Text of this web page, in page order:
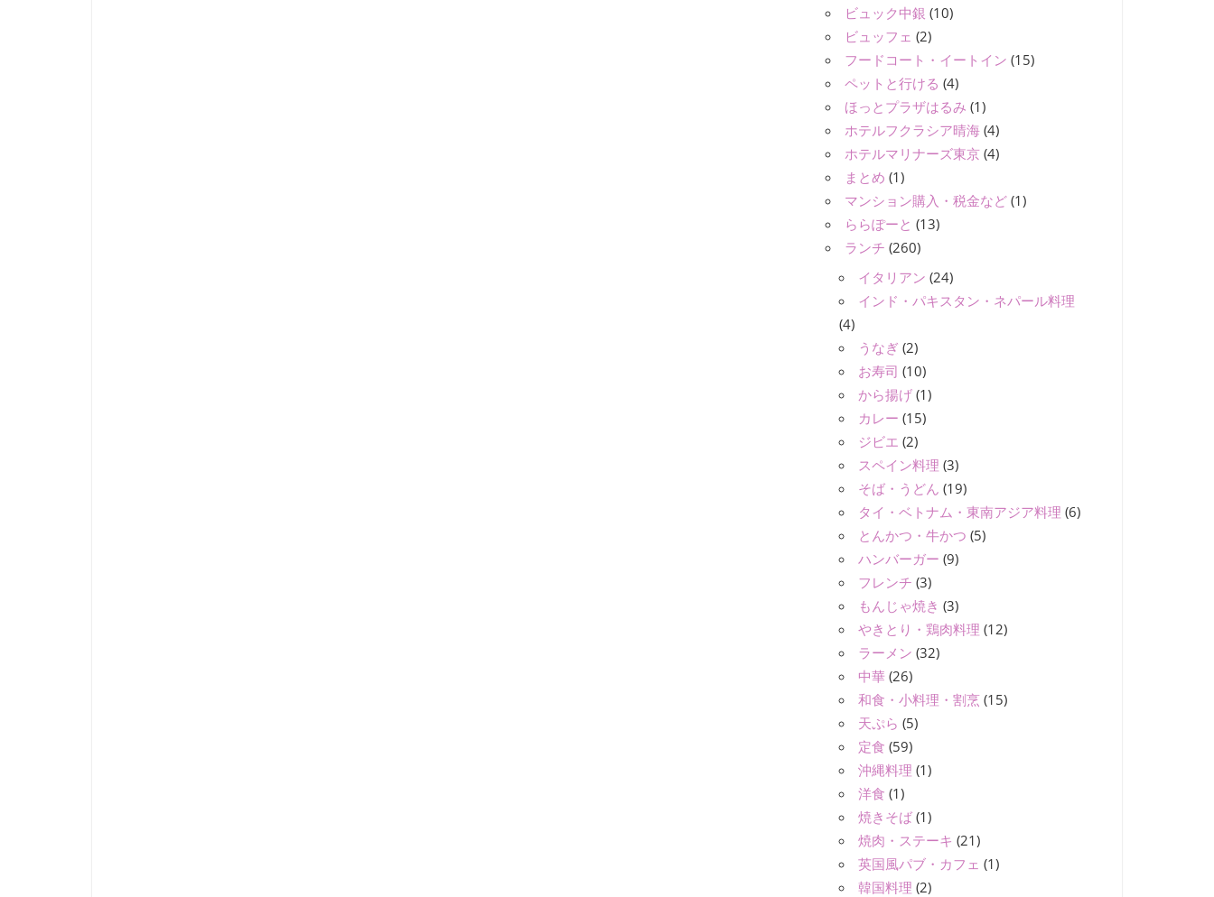
ビュック中銀 (10)
ビュッフェ (2)
フードコート・イートイン (15)
ペットと行ける (4)
ほっとプラザはるみ (1)
ホテルフクラシア晴海 (4)
ホテルマリナーズ東京 (4)
まとめ (1)
マンション購入・税金など (1)
ららぽーと (13)
ランチ (260)
イタリアン (24)
インド・パキスタン・ネパール料理
(4)
うなぎ (2)
お寿司 (10)
から揚げ (1)
カレー (15)
ジビエ (2)
スペイン料理 (3)
そば・うどん (19)
タイ・ベトナム・東南アジア料理 (6)
とんかつ・牛かつ (5)
ハンバーガー (9)
フレンチ (3)
もんじゃ焼き (3)
やきとり・鶏肉料理 (12)
ラーメン (32)
中華 (26)
和食・小料理・割烹 (15)
天ぷら (5)
定食 (59)
沖縄料理 (1)
洋食 (1)
焼きそば (1)
焼肉・ステーキ (21)
英国風パブ・カフェ (1)
韓国料理 (2)